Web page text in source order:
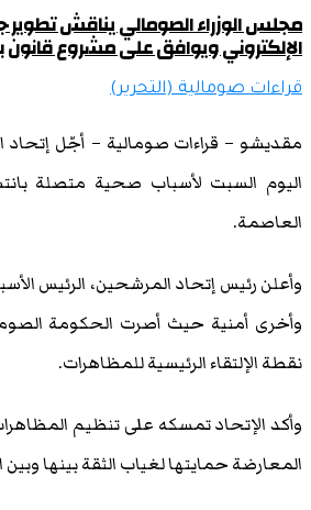
مجلس الوزراء الصومالي يناقش تطوير
الإلكتروني ويوافق على مشروع قانون
قراءات صومالية (التحرير)
مقديشو – قراءات صومالية – أجّل إتحاد
اليوم السبت لأسباب صحية متصلة
العاصمة.
وأعلن رئيس إتحاد المرشحين، الرئيس
وأخرى أمنية حيث أصرت الحكومة
نقطة الإلتقاء الرئيسية للمظاهرات.
وأكد الإتحاد تمسكه على تنظيم
المعارضة حمايتها لغياب الثقة بينها